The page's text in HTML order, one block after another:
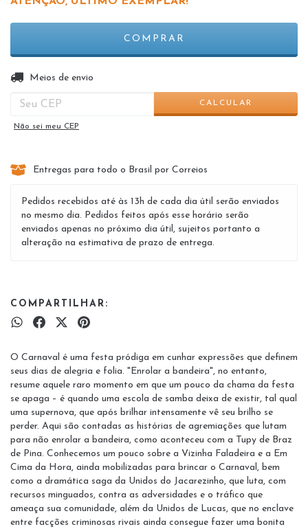
Entregas para o CEP:
Meios de envio
CALCULAR
Não sei meu CEP
Entregas para todo o Brasil por Correios
Pedidos recebidos até às 13h de cada dia útil serão enviados
no mesmo dia. Pedidos feitos após esse horário serão
enviados apenas no próximo dia útil, sujeitos portanto a
alteração na estimativa de prazo de entrega.
COMPARTILHAR:
O Carnaval é uma festa pródiga em cunhar expressões que definem
seus dias de alegria e folia. "Enrolar a bandeira", no entanto,
resume aquele raro momento em que um pouco da chama da festa
se apaga – é quando uma escola de samba deixa de existir, tal qual
uma supernova, que após brilhar intensamente vê seu brilho se
perder. Aqui são contadas as histórias de agremiações que lutam
para não enrolar a bandeira, como aconteceu com a Tupy de Braz
de Pina. Conhecemos um pouco sobre a Vizinha Faladeira e a Em
Cima da Hora, ainda mobilizadas para brincar o Carnaval, bem
como a dramática saga da Unidos do Jacarezinho, que luta, com
recursos minguados, contra as adversidades e o tráfico que
ameaça sua comunidade, além da Unidos de Lucas, que no enclave
entre facções criminosas rivais ainda consegue fazer uma bonita